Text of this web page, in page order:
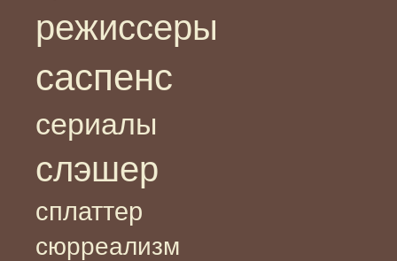
режиссеры
саспенс
сериалы
слэшер
сплаттер
сюрреализм